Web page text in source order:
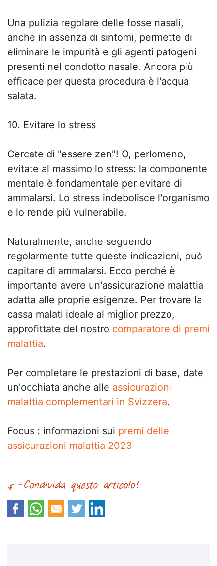
Una pulizia regolare delle fosse nasali,
anche in assenza di sintomi, permette di
eliminare le impurità e gli agenti patogeni
presenti nel condotto nasale. Ancora più
efficace per questa procedura è l'acqua
salata.
10. Evitare lo stress
Cercate di "essere zen"! O, perlomeno,
evitate al massimo lo stress: la componente
mentale è fondamentale per evitare di
ammalarsi. Lo stress indebolisce l'organismo
e lo rende più vulnerabile.
Naturalmente, anche seguendo
regolarmente tutte queste indicazioni, può
capitare di ammalarsi. Ecco perché è
importante avere un'assicurazione malattia
adatta alle proprie esigenze. Per trovare la
cassa malati ideale al miglior prezzo,
approfittate del nostro comparatore di premi
malattia.
Per completare le prestazioni di base, date
un'occhiata anche alle assicurazioni
malattia complementari in Svizzera.
Focus : informazioni sui premi delle
assicurazioni malattia 2023